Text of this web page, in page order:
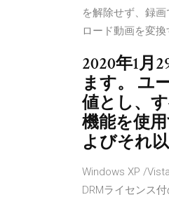
を解除せず、録
ロード動画を変
2020年1月
ます。 ユ
値とし、
機能を使
よびそれ
Windows XP /
DRMライセンス